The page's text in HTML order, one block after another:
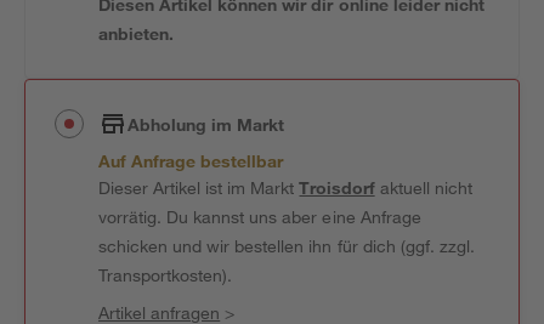
Diesen Artikel können wir dir online leider nicht
anbieten.
Abholung im Markt
Auf Anfrage bestellbar
Dieser Artikel ist im MarktTroisdorfaktuell nicht
vorrätig. Du kannst uns aber eine Anfrage
schicken und wir bestellen ihn für dich (ggf. zzgl.
Transportkosten).
Artikel anfragen >